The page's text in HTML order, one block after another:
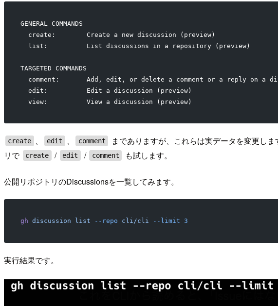
GENERAL COMMANDS
  create:        Create a new discussion (preview)
  list:          List discussions in a repository (preview)
TARGETED COMMANDS
comment:       Add, edit, or delete a comment or a reply on a
  edit:          Edit a discussion (preview)
  view:          View a discussion (preview)
create 、 edit 、 comment までありますが、これらは実データを変更し
リで
create / edit / comment も試します。
公開リポジトリのDiscussionsを一覧してみます。
gh discussion list --repo cli/cli --limit 3
実行結果です。